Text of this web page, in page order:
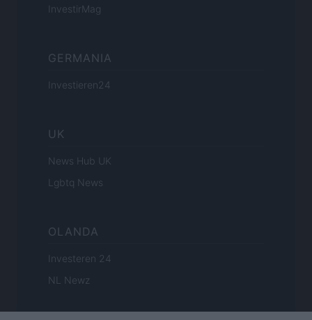
InvestirMag
GERMANIA
Investieren24
UK
News Hub UK
Lgbtq News
OLANDA
Investeren 24
NL Newz